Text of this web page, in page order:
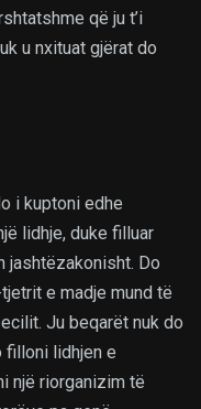
që ju t’i
u nxituat gjërat do
i kuptoni edhe
lidhje, duke filluar
jashtëzakonisht. Do
e madje mund të
Ju beqarët nuk do
filloni lidhjen e
një riorganizim të